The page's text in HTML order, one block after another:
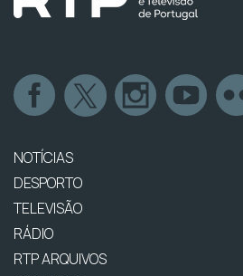
NOTÍCIAS
DESPORTO
TELEVISÃO
RÁDIO
RTP ARQUIVOS